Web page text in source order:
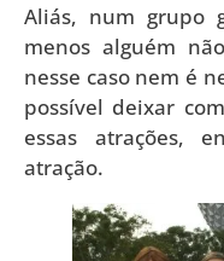
Aliás, num grupo
menos alguém
nesse caso nem é
possível deixar
essas atrações,
atração.